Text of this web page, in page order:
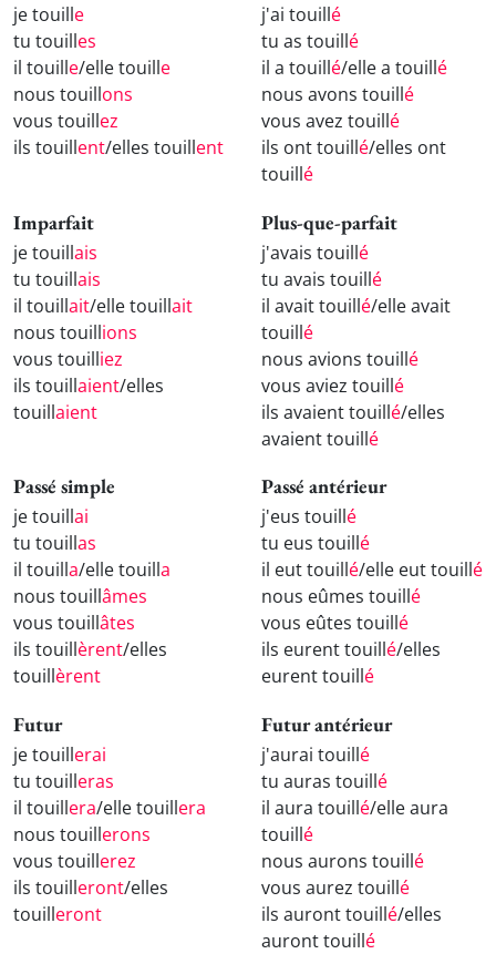
je touille
tu touilles
il touille/elle touille
nous touillons
vous touillez
ils touillent/elles touillent
j'ai touillé
tu as touillé
il a touillé/elle a touillé
nous avons touillé
vous avez touillé
ils ont touillé/elles ont
touillé
Imparfait
je touillais
tu touillais
il touillait/elle touillait
nous touillions
vous touilliez
ils touillaient/elles
touillaient
Plus-que-parfait
j'avais touillé
tu avais touillé
il avait touillé/elle avait
touillé
nous avions touillé
vous aviez touillé
ils avaient touillé/elles
avaient touillé
Passé simple
je touillai
tu touillas
il touilla/elle touilla
nous touillâmes
vous touillâtes
ils touillèrent/elles
touillèrent
Passé antérieur
j'eus touillé
tu eus touillé
il eut touillé/elle eut touillé
nous eûmes touillé
vous eûtes touillé
ils eurent touillé/elles
eurent touillé
Futur
je touillerai
tu touilleras
il touillera/elle touillera
nous touillerons
vous touillerez
ils touilleront/elles
touilleront
Futur antérieur
j'aurai touillé
tu auras touillé
il aura touillé/elle aura
touillé
nous aurons touillé
vous aurez touillé
ils auront touillé/elles
auront touillé